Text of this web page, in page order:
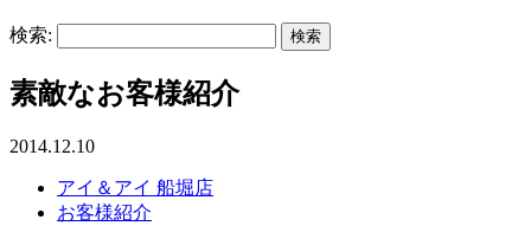
検索:
素敵なお客様紹介
2014.12.10
アイ＆アイ 船堀店
お客様紹介